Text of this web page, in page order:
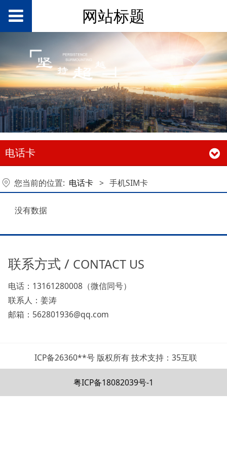
网站标题
电话卡
您当前的位置: 电话卡 > 手机SIM卡
没有数据
联系方式 / CONTACT US
电话：13161280008（微信同号）
联系人：姜涛
邮箱：562801936@qq.com
ICP备26360**号 版权所有 技术支持：35互联
粤ICP备18082039号-1